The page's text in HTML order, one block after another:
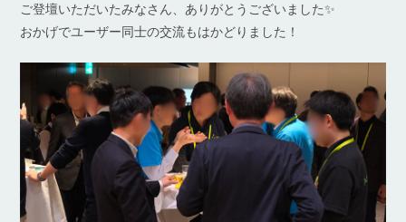
ご登壇いただいたみなさん、ありがとうございました✨
おかげでユーザー同士の交流もはかどりました！